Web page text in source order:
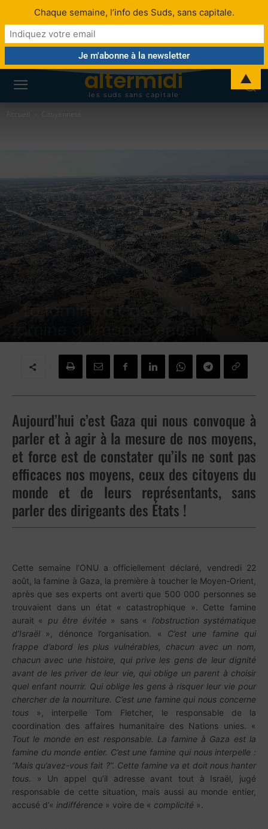
altermidi
les suds sans capitale
Citoyenneté
Cette semaine à Gaza:
« La famine à Gaza est la
famine du monde entier »
Aujourd’hui c’est Gaza qui nous convoque à
parler et à agir à la mesure de nos moyens,
et force est de constater qu’ils ne sont pas
efficaces nos moyens, ceux des citoyens du
monde et de leurs représentants, sans
parler des dirigeants des États !
Cette semaine l’ONU a officiellement déclaré, vendredi 22
août, la famine à Gaza, la première à toucher le Moyen-Orient,
après que ses experts ont averti que 500 000 personnes se
trouvaient dans un état « catastrophique ». Cette famine
aurait « pu être évitée» sans « l’obstruction systématique
d’Israël », dénonce l’organisation. « C’est une famine qui
frappe d’abord les plus vulnérables, chacun avec un nom,
chacun avec une histoire, qui prive les gens de leur dignité
avant de les priver de leur vie, qui oblige un parent à choisir
quel enfant nourrir. Qui oblige les gens à risquer leur vie pour
chercher de la nourriture. C’est une famine qui nous concerne
tous », interpelle Tom Fletcher, le responsable de la
coordination des affaires humanitaire des Nations unies. «
Tout le monde en est responsable. La famine à Gaza est la
famine du monde entier. C’est une famine qui nous interpelle :
“Mais qu’avez-vous fait ?”. Cette famine va et doit nous hanter
tous.
» Un appel qu’il adresse avant tout à Israël, jugé
responsable de cette situation, mais aussi au monde entier,
accusé d’« indifférence » voire de « complicité ».
Chaque semaine, l’info des Suds, sans capitale.
▲